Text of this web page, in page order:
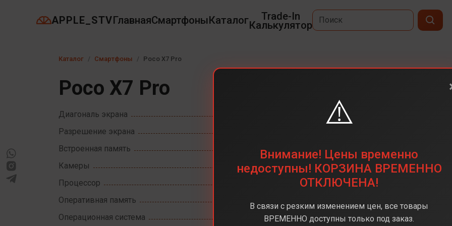
APPLE_STVГлавнаяСмартфоныКаталог Trade-In
Калькулятор
Каталог Смартфоны Poco X7 Pro
Poco X7 Pro
Диагональ экрана
Разрешение экрана
Встроенная память
Камеры
50+8 Мп
Процессор
MediaTek 8400-Ultra
Оперативная память
Операционная система
Android 15
⚠️
Внимание! Цены временно
недоступны! КОРЗИНА ВРЕМЕННО
ОТКЛЮЧЕНА!
В связи с резким изменением цен, все товары
ВРЕМЕННО доступны только под заказ.